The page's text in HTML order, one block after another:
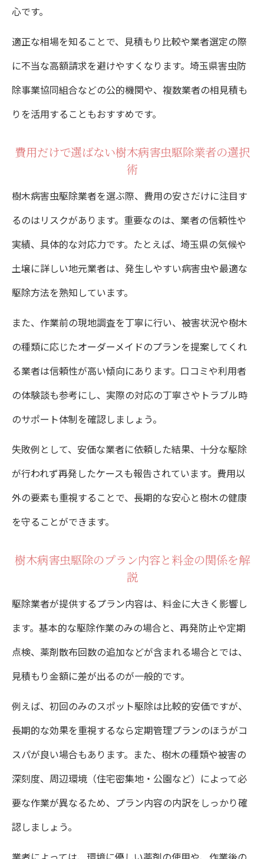
心です。
適正な相場を知ることで、見積もり比較や業者選定の際
に不当な高額請求を避けやすくなります。埼玉県害虫防
除事業協同組合などの公的機関や、複数業者の相見積も
りを活用することもおすすめです。
費用だけで選ばない樹木病害虫駆除業者の選択
術
樹木病害虫駆除業者を選ぶ際、費用の安さだけに注目す
るのはリスクがあります。重要なのは、業者の信頼性や
実績、具体的な対応力です。たとえば、埼玉県の気候や
土壌に詳しい地元業者は、発生しやすい病害虫や最適な
駆除方法を熟知しています。
また、作業前の現地調査を丁寧に行い、被害状況や樹木
の種類に応じたオーダーメイドのプランを提案してくれ
る業者は信頼性が高い傾向にあります。口コミや利用者
の体験談も参考にし、実際の対応の丁寧さやトラブル時
のサポート体制を確認しましょう。
失敗例として、安価な業者に依頼した結果、十分な駆除
が行われず再発したケースも報告されています。費用以
外の要素も重視することで、長期的な安心と樹木の健康
を守ることができます。
樹木病害虫駆除のプラン内容と料金の関係を解
説
駆除業者が提供するプラン内容は、料金に大きく影響し
ます。基本的な駆除作業のみの場合と、再発防止や定期
点検、薬剤散布回数の追加などが含まれる場合とでは、
見積もり金額に差が出るのが一般的です。
例えば、初回のみのスポット駆除は比較的安価ですが、
長期的な効果を重視するなら定期管理プランのほうがコ
スパが良い場合もあります。また、樹木の種類や被害の
深刻度、周辺環境（住宅密集地・公園など）によって必
要な作業が異なるため、プラン内容の内訳をしっかり確
認しましょう。